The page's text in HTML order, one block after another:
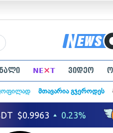
NE×T ვიდეო
მთავარია გჯეროდეს